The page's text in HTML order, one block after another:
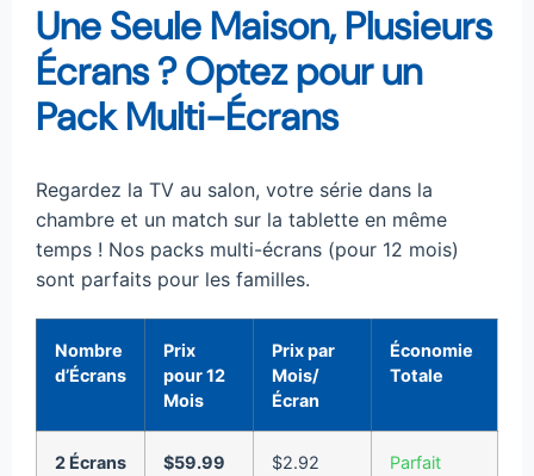
Une Seule Maison, Plusieurs
Écrans ? Optez pour un
Pack Multi-Écrans
Regardez la TV au salon, votre série dans la
chambre et un match sur la tablette en même
temps ! Nos packs multi-écrans (pour 12 mois)
sont parfaits pour les familles.
Nombre
d’Écrans
Prix
pour 12
Mois
Prix par
Mois/
Écran
Économie
Totale
2 Écrans $59.99 $2.92
Parfait